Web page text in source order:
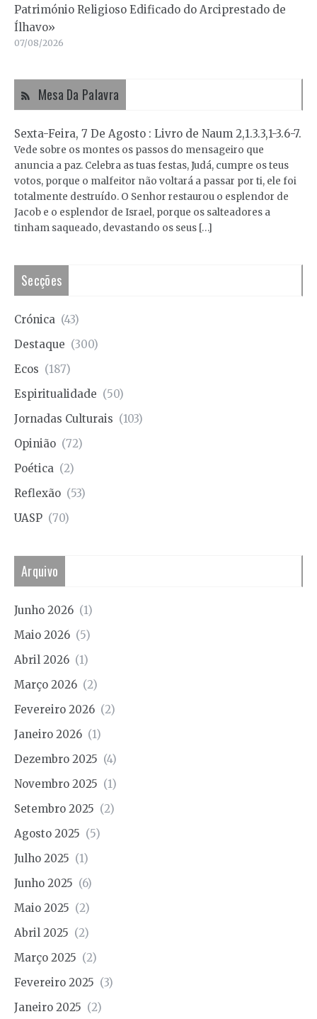
Património Religioso Edificado do Arciprestado de
Ílhavo»
07/08/2026
Mesa Da Palavra
Sexta-Feira, 7 De Agosto : Livro de Naum 2,1.3.3,1-3.6-7.
Vede sobre os montes os passos do mensageiro que
anuncia a paz. Celebra as tuas festas, Judá, cumpre os teus
votos, porque o malfeitor não voltará a passar por ti, ele foi
totalmente destruído. O Senhor restaurou o esplendor de
Jacob e o esplendor de Israel, porque os salteadores a
tinham saqueado, devastando os seus […]
Secções
Crónica (43)
Destaque (300)
Ecos (187)
Espiritualidade (50)
Jornadas Culturais (103)
Opinião (72)
Poética (2)
Reflexão (53)
UASP (70)
Arquivo
Junho 2026 (1)
Maio 2026 (5)
Abril 2026 (1)
Março 2026 (2)
Fevereiro 2026 (2)
Janeiro 2026 (1)
Dezembro 2025 (4)
Novembro 2025 (1)
Setembro 2025 (2)
Agosto 2025 (5)
Julho 2025 (1)
Junho 2025 (6)
Maio 2025 (2)
Abril 2025 (2)
Março 2025 (2)
Fevereiro 2025 (3)
Janeiro 2025 (2)